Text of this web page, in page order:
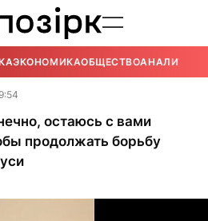
ЭКОНОМИКАОБЩЕСТВОАНАЛИТИКА
остаюсь с вами
продолжать борьбу